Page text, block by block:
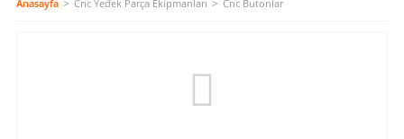
Anasayfa Cnc Yedek Parça Ekipmanları Cnc Butonlar